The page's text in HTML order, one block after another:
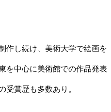
作し続け、美術大学で絵画を
を中心に美術館での作品発表
受賞歴も多数あり。